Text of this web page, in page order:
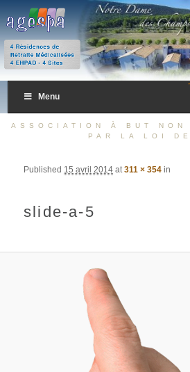
AGESPA
4 Résidences de Retraite Médicalisées 4 EHPAD
Menu
ASSOCIATION À BUT NON
PAR LA LOI
slide-a-5
Published 15 avril 2014 at311 × 354 in